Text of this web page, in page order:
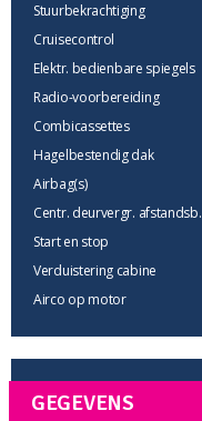
Stuurbekrachtiging
Cruisecontrol
Elektr. bedienbare spiegels
Radio-voorbereiding
Combicassettes
Hagelbestendig dak
Airbag(s)
Centr. deurvergr. afstandsb.
Start en stop
Verduistering cabine
Airco op motor
GEGEVENS